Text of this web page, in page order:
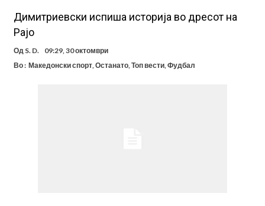
Димитриевски испиша историја во дресот на
Рајо
Од S. D.
09:29, 30 октомври
Во : Македонски спорт,Останато,Топ вести,Фудбал